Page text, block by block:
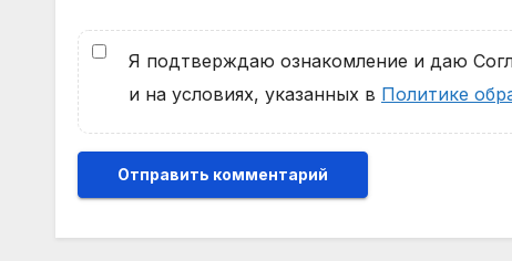
Я подтверждаю ознакомление и даю
и на условиях, указанных в Политике